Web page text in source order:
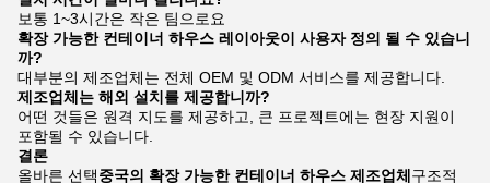
보통 1~3시간은 작은 팀으로요
확장 가능한 컨테이너 하우스 레이아웃이 사용자 정의 될 수 있습니
까?
대부분의 제조업체는 전체 OEM 및 ODM 서비스를 제공합니다.
제조업체는 해외 설치를 제공합니까?
어떤 것들은 원격 지도를 제공하고, 큰 프로젝트에는 현장 지원이
포함될 수 있습니다.
결론
올바른 선택중국의 확장 가능한 컨테이너 하우스 제조업체 구조적